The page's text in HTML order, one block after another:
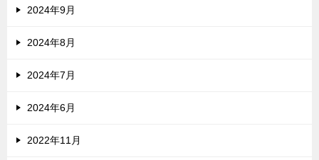
2024年9月
2024年8月
2024年7月
2024年6月
2022年11月